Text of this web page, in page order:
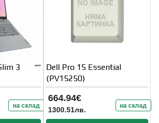
3
на склад
Dell Pro 15 Essential
(PV15250)
664.94€
1300.51лв. на склад